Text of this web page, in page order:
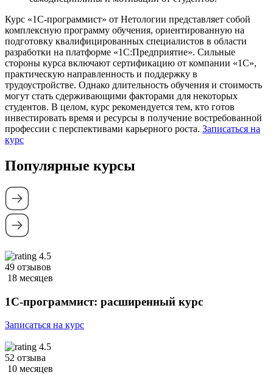
Курс «1С-программист» от Нетологии представляет собой
комплексную программу обучения, ориентированную на
подготовку квалифицированных специалистов в области
разработки на платформе «1С:Предприятие». Сильные
стороны курса включают сертификацию от компании «1С»,
практическую направленность и поддержку в
трудоустройстве. Однако длительность обучения и стоимость
могут стать сдерживающими факторами для некоторых
студентов. В целом, курс рекомендуется тем, кто готов
инвестировать время и ресурсы в получение востребованной
профессии с перспективами карьерного роста. Записаться на
курс
Популярные курсы
4.5
49 отзывов
18 месяцев
1C-программист: расширенный курс
Записаться на курс
4.5
52 отзыва
10 месяцев